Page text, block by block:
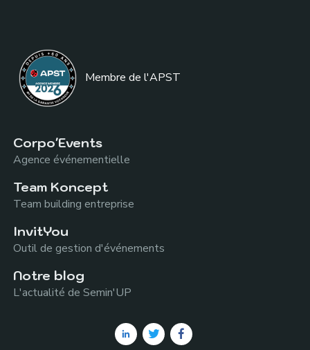
Membre de l'APST
Corpo'Events
Agence événementielle
Team Koncept
Team building entreprise
InvitYou
Outil de gestion d'événements
Notre blog
L'actualité de Semin'UP